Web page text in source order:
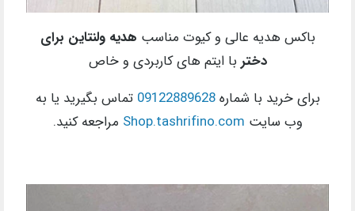
باکس هدیه عالی و کیوت مناسب هدیه ولنتاین برای
دختر با ایتم های کاربردی و خاص
برای خرید با شماره09122889628 تماس بگیرید یا به
وب سایت Shop.tashrifino.com مراجعه کنید.